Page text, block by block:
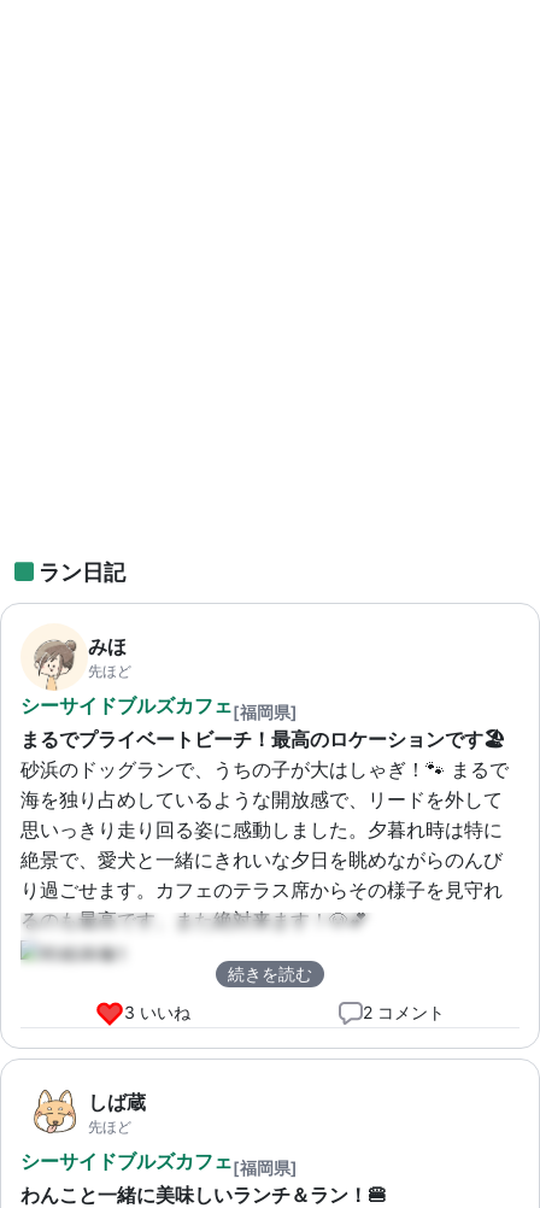
ラン日記
みほ
先ほど
シーサイドブルズカフェ[福岡県]
まるでプライベートビーチ！最高のロケーションです🏖️
砂浜のドッグランで、うちの子が大はしゃぎ！🐾 まるで
海を独り占めしているような開放感で、リードを外して
思いっきり走り回る姿に感動しました。夕暮れ時は特に
絶景で、愛犬と一緒にきれいな夕日を眺めながらのんび
り過ごせます。カフェのテラス席からその様子を見守れ
るのも最高です。また絶対来ます！🐶💕
続きを読む
3 いいね
2 コメント
しば蔵
先ほど
シーサイドブルズカフェ[福岡県]
わんこと一緒に美味しいランチ＆ラン！🍔